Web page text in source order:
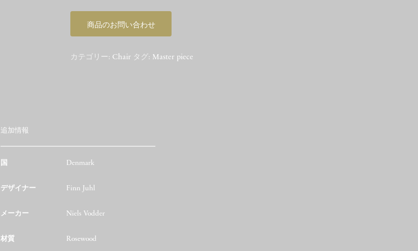
商品のお問い合わせ
カテゴリー: Chair タグ: Master piece
追加情報
国 Denmark
デザイナー Finn Juhl
メーカー Niels Vodder
材質 Rosewood